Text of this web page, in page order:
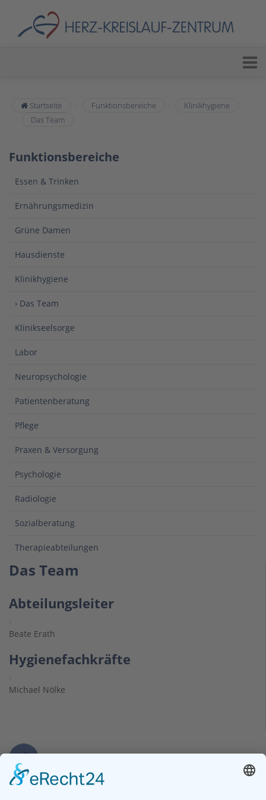
Startseite Funktionsbereiche
Klinikhygiene
Das Team
Funktionsbereiche
Essen & Trinken
Ernährungsmedizin
Grüne Damen
Hausdienste
Klinikhygiene
› Das Team
Klinikseelsorge
Labor
Neuropsychologie
Patientenberatung
Pflege
Praxen & Versorgung
Psychologie
Radiologie
Sozialberatung
Therapieabteilungen
Das Team
Abteilungsleiter
Beate Erath
Hygienefachkräfte
Michael Nölke